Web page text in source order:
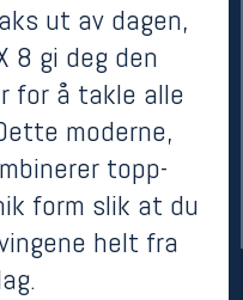
ut av dagen,
8 gi deg den
for å takle alle
moderne,
topp-
form slik at du
helt fra